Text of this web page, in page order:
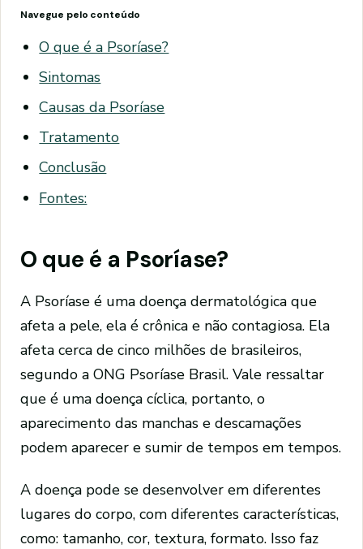
Navegue pelo conteúdo
O que é a Psoríase?
Sintomas
Causas da Psoríase
Tratamento
Conclusão
Fontes:
O que é a Psoríase?
A Psoríase é uma doença dermatológica que
afeta a pele, ela é crônica e não contagiosa. Ela
afeta cerca de cinco milhões de brasileiros,
segundo a ONG Psoríase Brasil. Vale ressaltar
que é uma doença cíclica, portanto, o
aparecimento das manchas e descamações
podem aparecer e sumir de tempos em tempos.
A doença pode se desenvolver em diferentes
lugares do corpo, com diferentes características,
como: tamanho, cor, textura, formato. Isso faz